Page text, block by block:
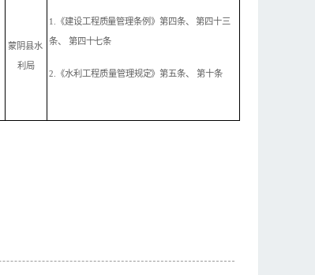
蒙阴县水
利局
1.《建设工程质量管理条例》第四条、 第四十三
条、 第四十七条
2. 《水利工程质量管理规定》第五条、 第十条